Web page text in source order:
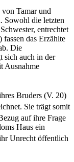
Tamar und
Sowohl die letzten
entrechtet
das Erzählte
Die
sich auch in der
Ausnahme
Bruders (V. 20)
Sie trägt somit
auf ihre Frage
Haus ein
Unrecht öffentlich